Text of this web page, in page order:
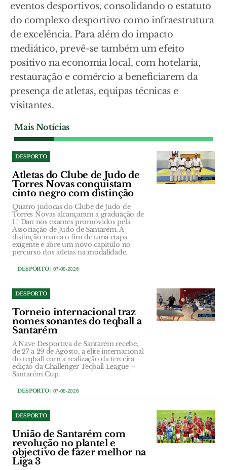
eventos desportivos, consolidando o estatuto
do complexo desportivo como infraestrutura
de excelência. Para além do impacto
mediático, prevê-se também um efeito
positivo na economia local, com hotelaria,
restauração e comércio a beneficiarem da
presença de atletas, equipas técnicas e
visitantes.
Mais Notícias
DESPORTO
Atletas do Clube de Judo de
Torres Novas conquistam
cinto negro com distinção
Quatro judocas do Clube de Judo de
Torres Novas alcançaram a graduação de
1.º Dan nos exames promovidos pela
Associação de Judo de Santarém. A
distinção marca o fim de uma etapa
exigente e abre um novo capítulo no
percurso dos atletas na modalidade.
DESPORTO| 07-08-2026
DESPORTO
Torneio internacional traz
nomes sonantes do teqball a
Santarém
A Nave Desportiva de Santarém recebe,
de 27 a 29 de Agosto, a elite internacional
do teqball com a realização da terceira
edição da Challenger Teqball League –
Santarém Cup.
DESPORTO| 07-08-2026
DESPORTO
União de Santarém com
revolução no plantel e
objectivo de fazer melhor na
Liga 3